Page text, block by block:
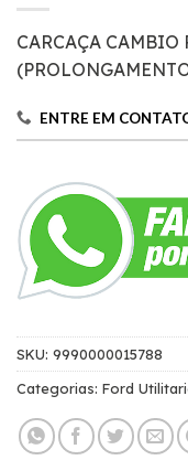
CARCAÇA CAMBIO
ENTRE EM
SKU: 9990000015788
Categorias: Ford